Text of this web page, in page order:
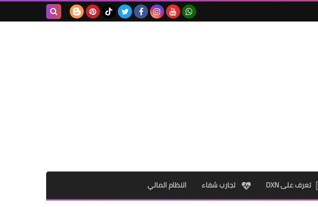
تعرف على DXN تجارب شفاء النظام المالي